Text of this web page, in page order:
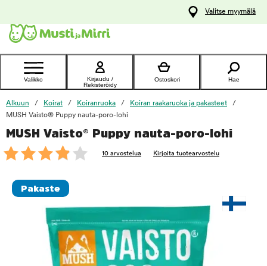
Ota yhteyttä
asiakaspalveluun
Valitse myymälä
Valikko
Kirjaudu /
Rekisteröidy
Ostoskori Hae
Alkuun Koirat Koiranruoka
Koiran raakaruoka ja pakasteet
MUSH Vaisto® Puppy nauta-poro-lohi
MUSH Vaisto® Puppy nauta-poro-lohi
10 arvostelua Kirjoita tuotearvostelu
Pakaste
foo